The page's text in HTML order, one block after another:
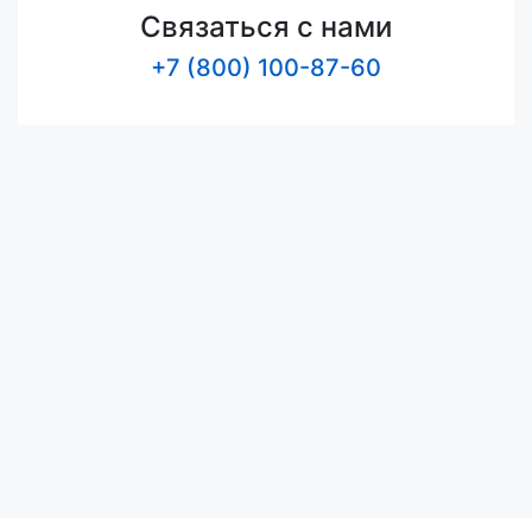
Связаться с нами
+7 (800) 100-87-60